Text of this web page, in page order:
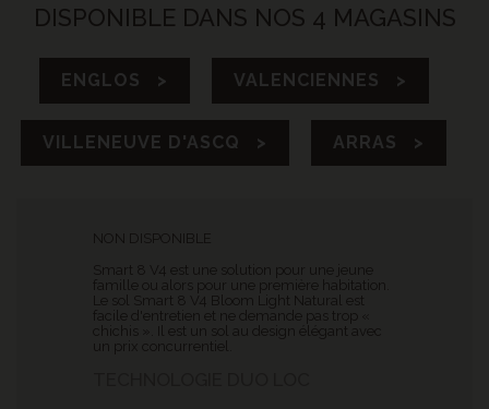
DISPONIBLE DANS NOS 4 MAGASINS
ENGLOS > VALENCIENNES >
VILLENEUVE D'ASCQ > ARRAS >
Smart 8 V4 est une solution pour une jeune
famille ou alors pour une première habitation.
Le sol Smart 8 V4 Bloom Light Natural est
facile d'entretien et ne demande pas trop «
chichis ». Il est un sol au design élégant avec
un prix concurrentiel.